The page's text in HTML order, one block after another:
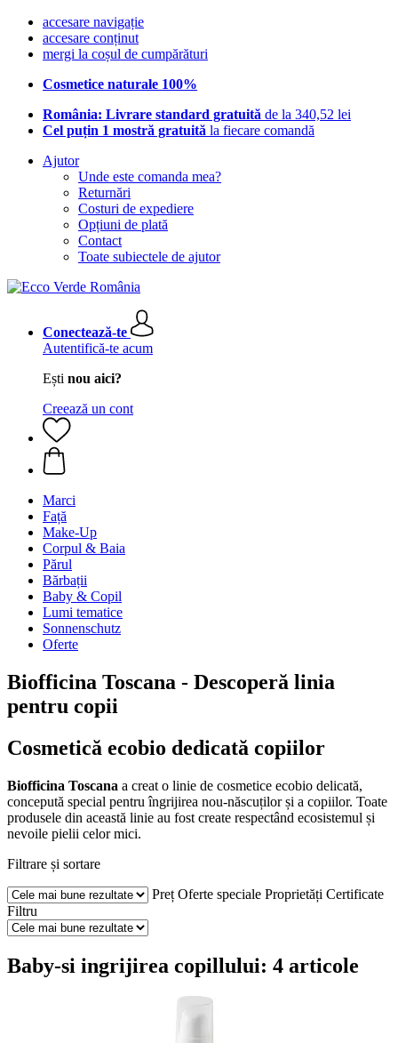
accesare navigație
accesare conținut
mergi la coșul de cumpărături
Cosmetice naturale 100%
România: Livrare standard gratuită de la 340,52 lei
Cel puțin 1 mostră gratuită la fiecare comandă
Ajutor
Unde este comanda mea?
Returnări
Costuri de expediere
Opțiuni de plată
Contact
Toate subiectele de ajutor
Conectează-te
Autentifică-te acum
Ești nou aici?
Creează un cont
Marci
Față
Make-Up
Corpul & Baia
Părul
Bărbații
Baby & Copil
Lumi tematice
Sonnenschutz
Oferte
Biofficina Toscana - Descoperă linia
pentru copii
Cosmetică ecobio dedicată copiilor
Biofficina Toscana a creat o linie de cosmetice ecobio delicată,
concepută special pentru îngrijirea nou-născuților și a copiilor. Toate
produsele din această linie au fost create respectând ecosistemul și
nevoile pielii celor mici.
Filtrare și sortare
Preț Oferte speciale Proprietăți Certificate
Filtru
Baby-si ingrijirea copillului: 4 articole